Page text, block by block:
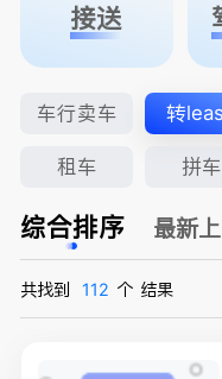
接送
车行卖车 转
租车 拼车
综合排序 最新
共找到 112 个 结果